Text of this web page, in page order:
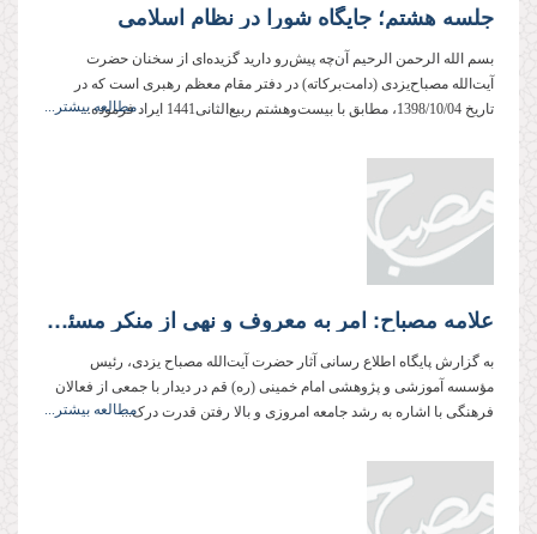
جلسه هشتم؛ جایگاه شورا در نظام اسلامی
بسم الله الرحمن الرحیم آن‌چه پیش‌رو دارید گزیده‌ای از سخنان حضرت
آیت‌الله مصباح‌یزدی (دامت‌بركاته) در دفتر مقام معظم رهبری است كه در
تاریخ 1398/10/04، مطابق با بیست‌وهشتم ربیع‌الثانی1441 ایراد فرموده...
مطالعه بیشتر...
علامه مصباح: امر به معروف و نهی از منکر مسئولان، باید با شیوه صحیح، مؤدبانه و بدون اغراض مادی‌گرایانه باشد
به گزارش پایگاه اطلاع رسانی آثار حضرت آیت‌الله مصباح یزدی، رئیس
مؤسسه آموزشی و پژوهشی امام خمینی (ره) قم در دیدار با جمعی از فعالان
فرهنگی با اشاره به رشد جامعه امروزی و بالا رفتن قدرت درک...مطالعه بیشتر...